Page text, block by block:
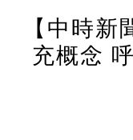
【中時
充概念